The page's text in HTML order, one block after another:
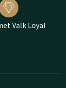
Valk Loyal